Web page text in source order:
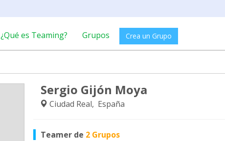
¿Qué es Teaming? Grupos Crea un Grupo
Sergio Gijón Moya
Ciudad Real, España
Teamer de 2 Grupos